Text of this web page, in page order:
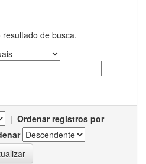
de busca.
| Ordenar registros por